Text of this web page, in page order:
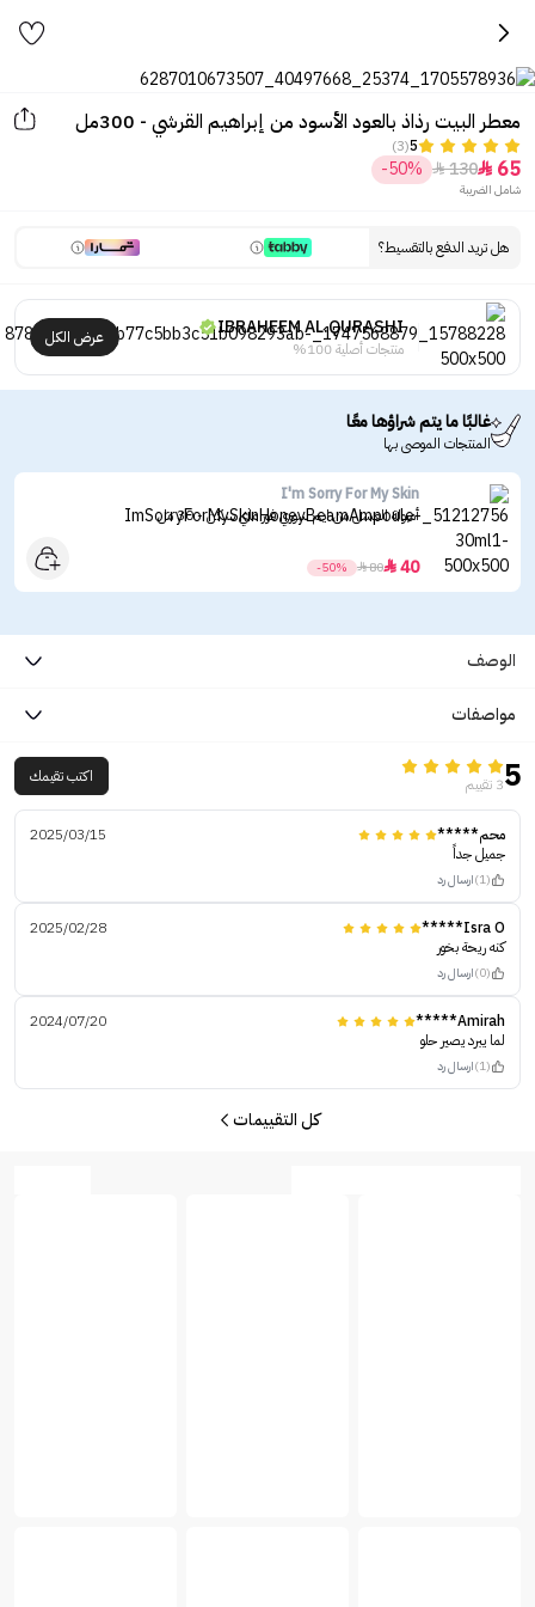
معطر البيت رذاذ بالعود الأسود من إبراهيم القرشي - 300مل
5
(3)
65

130

-50%
شامل الضريبة
هل تريد الدفع بالتقسيط؟
IBRAHEEM AL.QURASHI
منتجات أصلية 100%
عرض الكل
غالبًا ما يتم شراؤها معًا
المنتجات الموصى بها
I'm Sorry For My Skin
أمبولة العسل من ايم سوري فور ماي سكن - 30 مل
40

80

-50%
الوصف
مواصفات
53 تقييم اكتب تقيمك
محم*****
2025/03/15
جميل جداً
(1) ارسال رد
Isra O*****
2025/02/28
كنه ريحة بخور
(0) ارسال رد
Amirah*****
2024/07/20
لما يبرد يصير حلو
(1) ارسال رد
كل التقييمات